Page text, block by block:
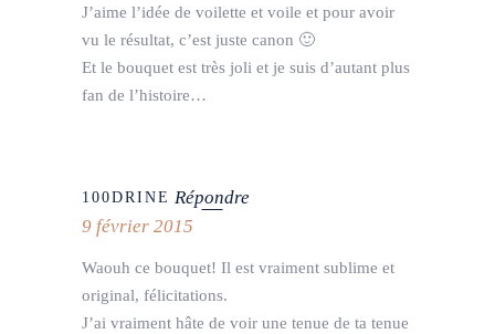
J’aime l’idée de voilette et voile et pour avoir
vu le résultat, c’est juste canon 🙂
Et le bouquet est très joli et je suis d’autant plus
fan de l’histoire…
100DRINE Répondre
9 février 2015
Waouh ce bouquet! Il est vraiment sublime et
original, félicitations.
J’ai vraiment hâte de voir une tenue de ta tenue